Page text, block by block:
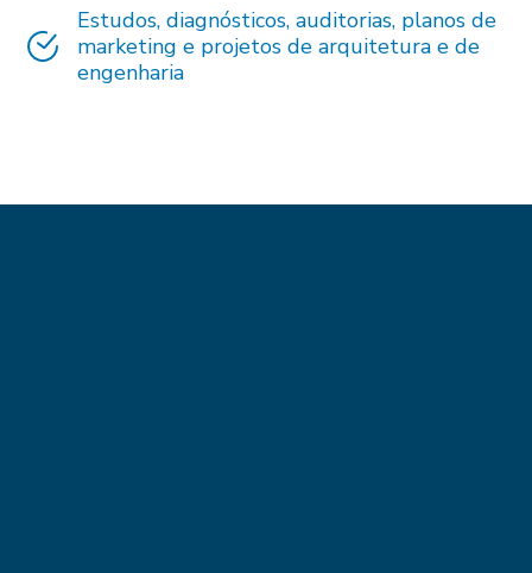
Estudos, diagnósticos, auditorias, planos de
marketing e projetos de arquitetura e de
engenharia